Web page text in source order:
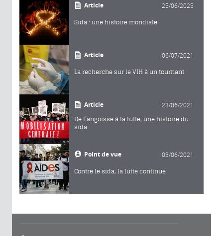
Article 25/06/2025
Sida : une histoire mondiale
Article 06/07/2021
La recherche sur le VIH à un tournant
Article 23/06/2021
De l’angoisse à la lutte, une histoire du
sida
Point de vue 03/06/2021
Contre le sida, la lutte continue